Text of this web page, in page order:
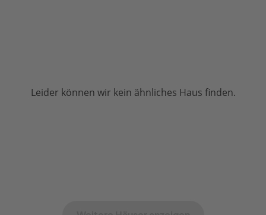
Leider können wir kein ähnliches Haus finden.